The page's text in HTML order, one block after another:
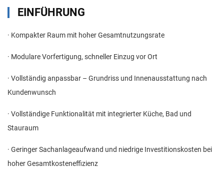
EINFÜHRUNG
· Kompakter Raum mit hoher Gesamtnutzungsrate
· Modulare Vorfertigung, schneller Einzug vor Ort
· Vollständig anpassbar – Grundriss und Innenausstattung nach
Kundenwunsch
· Vollständige Funktionalität mit integrierter Küche, Bad und
Stauraum
· Geringer Sachanlageaufwand und niedrige Investitionskosten bei
hoher Gesamtkosteneffizienz